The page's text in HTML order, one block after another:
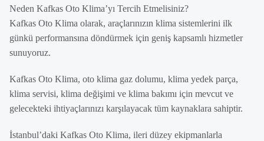
Neden Kafkas Oto Klima’yı Tercih Etmelisiniz?
Kafkas Oto Klima olarak, araçlarınızın klima sistemlerini ilk
günkü performansına döndürmek için geniş kapsamlı hizmetler
sunuyoruz.
Kafkas Oto Klima, oto klima gaz dolumu, klima yedek parça,
klima servisi, klima değişimi ve klima bakımı için mevcut ve
gelecekteki ihtiyaçlarınızı karşılayacak tüm kaynaklara sahiptir.
İstanbul’daki Kafkas Oto Klima, ileri düzey ekipmanlarla